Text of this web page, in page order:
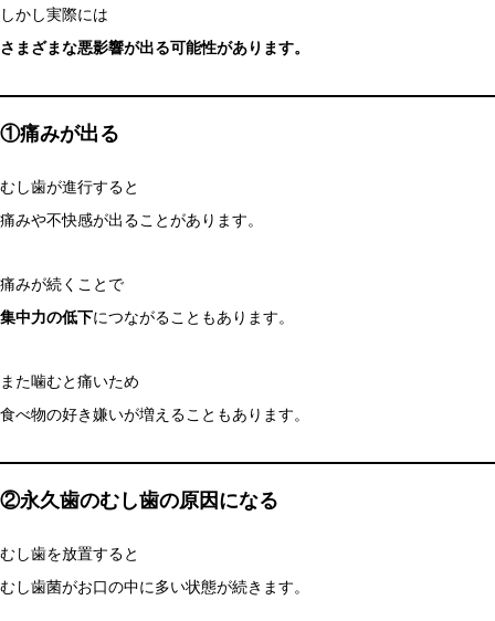
しかし実際には
さまざまな悪影響が出る可能性があります。
①痛みが出る
むし歯が進行すると
痛みや不快感が出ることがあります。
痛みが続くことで
集中力の低下につながることもあります。
また噛むと痛いため
食べ物の好き嫌いが増えることもあります。
②永久歯のむし歯の原因になる
むし歯を放置すると
むし歯菌がお口の中に多い状態が続きます。